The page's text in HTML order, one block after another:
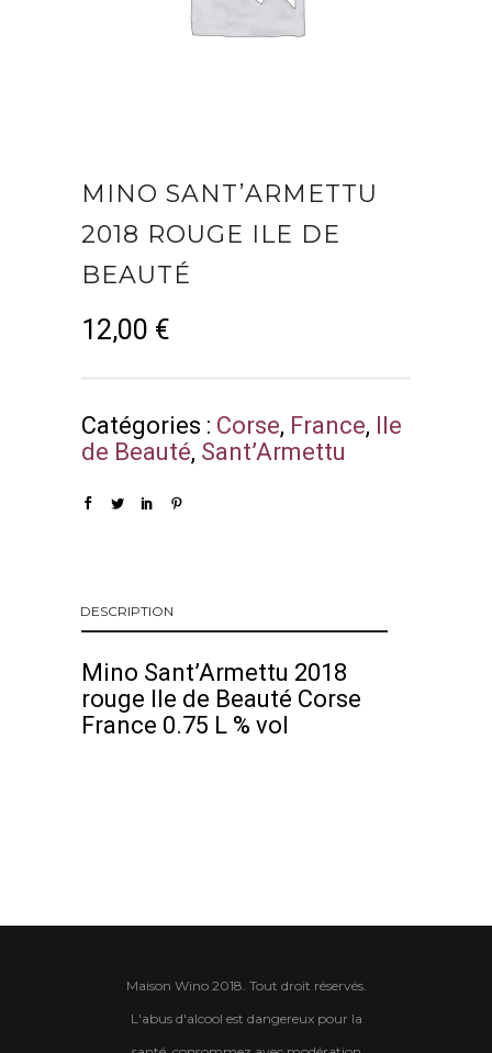
MINO SANT’ARMETTU
2018 ROUGE ILE DE
BEAUTÉ
12,00 €
Catégories : Corse, France, Ile
de Beauté, Sant’Armettu
DESCRIPTION
Mino Sant’Armettu 2018
rouge Ile de Beauté Corse
France 0.75 L % vol
Maison Wino 2018. Tout droit réservés.
L'abus d'alcool est dangereux pour la